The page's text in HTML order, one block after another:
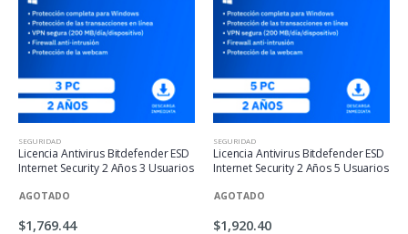
SEGURIDAD
Licencia Antivirus Bitdefender ESD
Internet Security 2 Años 3 Usuarios
AGOTADO
$1,769.44
SEGURIDAD
Licencia Antivirus Bitdefender ESD
Internet Security 2 Años 5 Usuarios
AGOTADO
$1,920.40